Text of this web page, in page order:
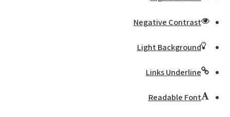
Negative Contrast
Light Background
Links Underline
Readable Font